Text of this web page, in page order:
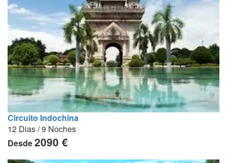
Circuito Indochina
12 Dias / 9 Noches
Desde2090 €